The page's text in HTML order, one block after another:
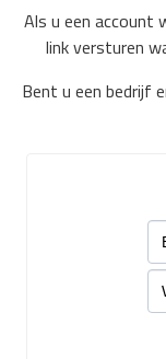
Als u een account
link versturen
Bent u een bedrijf